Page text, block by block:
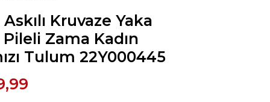
Kruvaze Yaka
Zama Kadın
Tulum 22Y000445